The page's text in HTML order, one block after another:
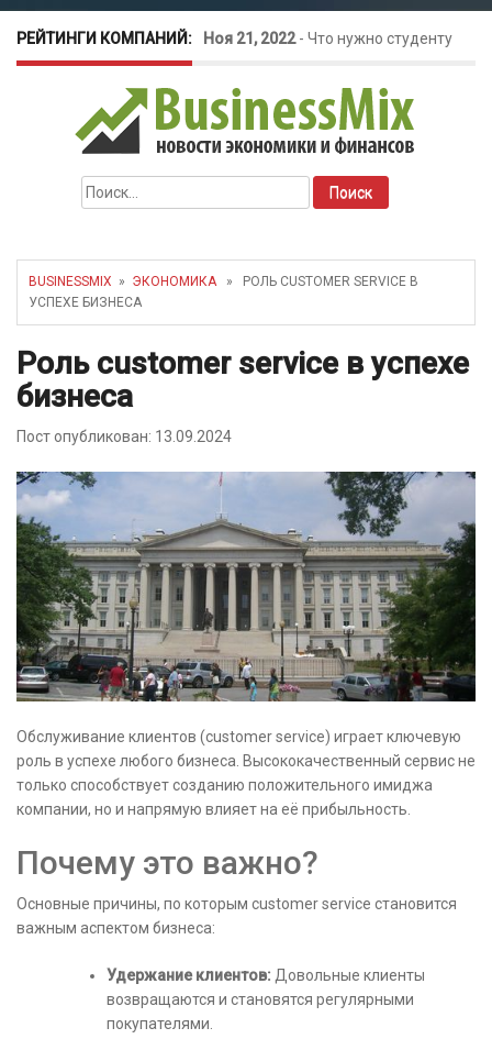
РЕЙТИНГИ КОМПАНИЙ: Ноя 21, 2022- Что нужно студенту
для открытия бизнеса?
Окт 26, 2022-Телефония для
amoCRM: лучшие инструменты для
бизнеса
как защитить свой бизнес?
Найти:
BUSINESSMIX » ЭКОНОМИКА» РОЛЬ CUSTOMER SERVICE В
УСПЕХЕ БИЗНЕСА
Роль customer service в успехе
бизнеса
Пост опубликован: 13.09.2024
Обслуживание клиентов (customer service) играет ключевую
роль в успехе любого бизнеса. Высококачественный сервис не
только способствует созданию положительного имиджа
компании, но и напрямую влияет на её прибыльность.
Почему это важно?
Основные причины, по которым customer service становится
важным аспектом бизнеса:
Удержание клиентов: Довольные клиенты
возвращаются и становятся регулярными
покупателями.